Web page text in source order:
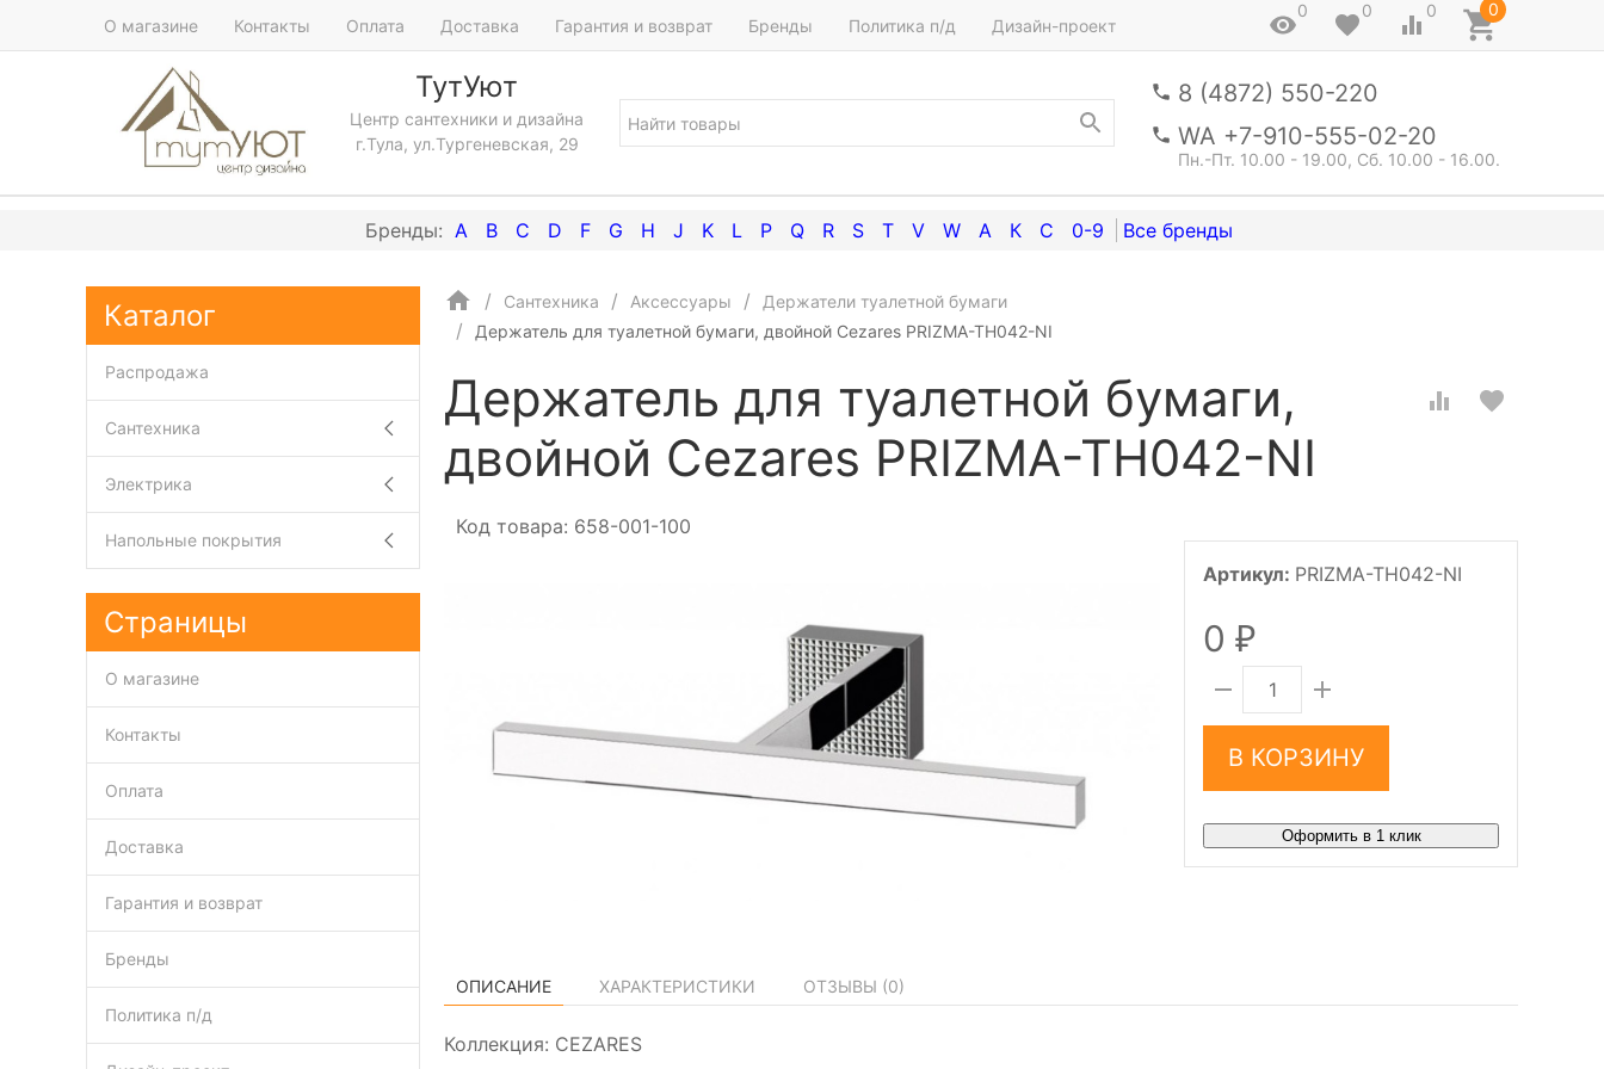
О магазине Контакты Оплата Доставка Гарантия и возврат Бренды Политика п/д Дизайн-проект
0 0 0 0
ТутУют
Центр сантехники и дизайна
г.Тула, ул.Тургеневская, 29
8 (4872) 550-220
WA +7-910-555-02-20
Пн.-Пт. 10.00 - 19.00, Сб. 10.00 - 16.00.
A B C D F G H J K L P Q R S T V W А К С 0-9
Сантехника Аксессуары
Держатели туалетной бумаги
Держатель для туалетной бумаги, двойной Cezares PRIZMA-TH042-NI
Держатель для туалетной бумаги,
двойной Cezares PRIZMA-TH042-NI
Код товара: 658-001-100
Артикул: PRIZMA-TH042-NI
0 ₽
В КОРЗИНУ
Оформить в 1 клик
ОПИСАНИЕ ХАРАКТЕРИСТИКИ ОТЗЫВЫ (0)
Коллекция: CEZARES
Каталог
Распродажа
Сантехника
Электрика
Напольные покрытия
Страницы
О магазине
Контакты
Оплата
Доставка
Гарантия и возврат
Бренды
Политика п/д